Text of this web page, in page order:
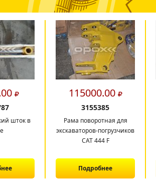
шток в
115000.00
3155385
Рама поворотная для
экскаваторов-погрузчиков
САТ 444 F
Подробнее